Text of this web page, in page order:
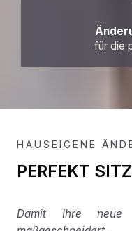
für die
HAUSEIGENE
PERFEKT
Damit Ihre neue